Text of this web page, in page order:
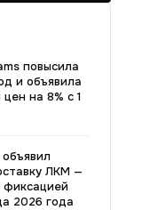
повысила
и объявила
на 8% с 1
ЛКМ —
фиксацией
2026 года